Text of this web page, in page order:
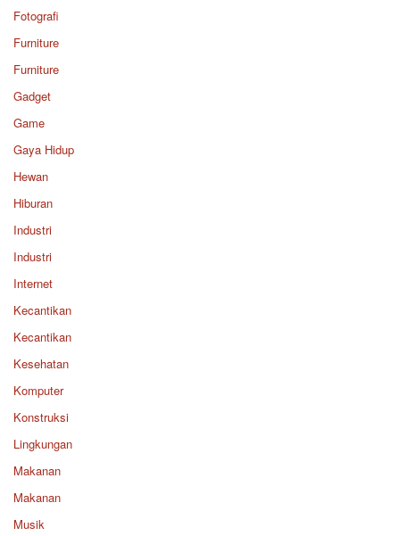
Fotografi
Furniture
Furniture
Gadget
Game
Gaya Hidup
Hewan
Hiburan
Industri
Industri
Internet
Kecantikan
Kecantikan
Kesehatan
Komputer
Konstruksi
Lingkungan
Makanan
Makanan
Musik